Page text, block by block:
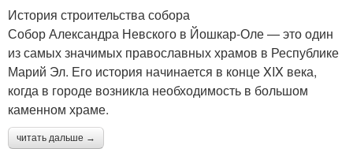
История строительства собора
Собор Александра Невского в Йошкар-Оле — это один
из самых значимых православных храмов в Республике
Марий Эл. Его история начинается в конце XIX века,
когда в городе возникла необходимость в большом
каменном храме.
читать дальше →